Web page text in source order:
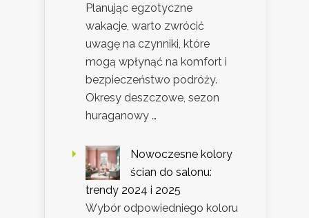
Planując egzotyczne
wakacje, warto zwrócić
uwagę na czynniki, które
mogą wpłynąć na komfort i
bezpieczeństwo podróży.
Okresy deszczowe, sezon
huraganowy …
Nowoczesne kolory
ścian do salonu:
trendy 2024 i 2025
Wybór odpowiedniego koloru